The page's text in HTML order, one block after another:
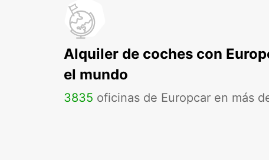
Alquiler de coches con
el mundo
3835 oficinas de Europcar en más